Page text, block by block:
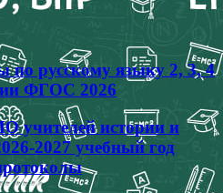
по русскому языку 2, 3, 4
ФГОС 2026
истории и
2027 учебный год